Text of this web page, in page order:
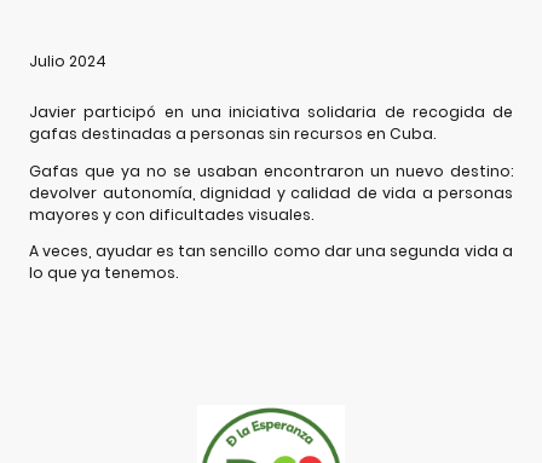
Julio 2024
Javier participó en una iniciativa solidaria de recogida de
gafas destinadas a personas sin recursos en Cuba.
Gafas que ya no se usaban encontraron un nuevo destino:
devolver autonomía, dignidad y calidad de vida a personas
mayores y con dificultades visuales.
A veces, ayudar es tan sencillo como dar una segunda vida a
lo que ya tenemos.